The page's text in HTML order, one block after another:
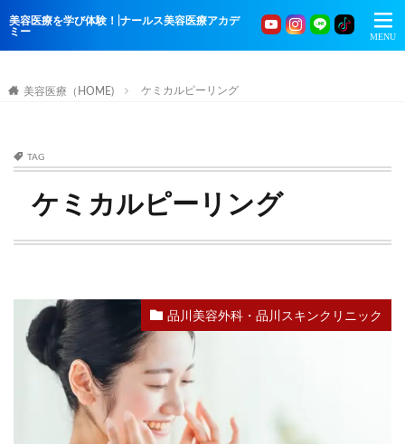
美容医療を学び体験！|ナールス美容医療アカデ
ミー
美容医療（HOME) ケミカルピーリング
TAG
ケミカルピーリング
品川美容外科・品川スキンクリニック